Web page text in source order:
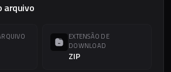
arquivo
EXTENSÃO DE
DOWNLOAD
ZIP